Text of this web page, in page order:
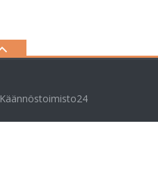
Käännöstoimisto24